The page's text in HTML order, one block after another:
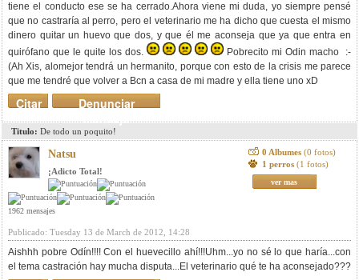
tiene el conducto ese se ha cerrado.Ahora viene mi duda, yo siempre pensé
que no castraría al perro, pero el veterinario me ha dicho que cuesta el mismo
dinero quitar un huevo que dos, y que él me aconseja que ya que entra en
quirófano que le quite los dos.
Pobrecito mi Odin macho :-
(Ah Xis, alomejor tendrá un hermanito, porque con esto de la crisis me parece
que me tendré que volver a Bcn a casa de mi madre y ella tiene uno xD
Denunciar
mensaje
Citar
Titulo: De todo un poquito!
Natsu
¡Adicto Total!
1962 mensajes
0 Albumes (0 fotos)
1 perros (1 fotos)
ver mas
Publicado: Tuesday 13 de March de 2012, 14:28
Aishhh pobre Odín!!!! Con el huevecillo ahí!!!Uhm...yo no sé lo que haría...con
el tema castración hay mucha disputa...El veterinario qué te ha aconsejado???